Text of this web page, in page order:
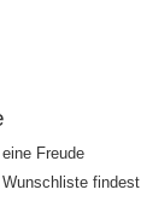
Freude
findest